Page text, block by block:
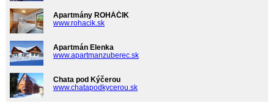
Apartmány ROHÁČIK
www.rohacik.sk
Apartmán Elenka
www.apartmanzuberec.sk
Chata pod Kýčerou
www.chatapodkycerou.sk